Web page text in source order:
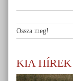
Ossza meg!
KIA HÍREK